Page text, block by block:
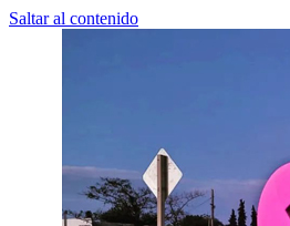
Saltar al contenido